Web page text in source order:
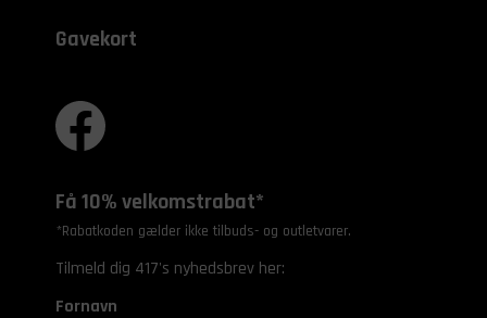
Gavekort
Få 10% velkomstrabat*
*Rabatkoden gælder ikke tilbuds- og outletvarer.
Tilmeld dig 417's nyhedsbrev her:
Fornavn